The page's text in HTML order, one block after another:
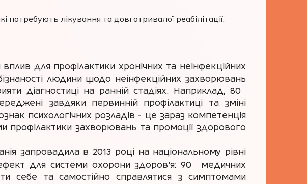
потребують лікування та довготривалої реабілітації;
для профілактики хронічних та неінфекційних
людини щодо неінфекційних захворювань
діагностиці на ранній стадіях. Наприклад, 80%
завдяки первинній профілактиці та зміні
психологічних розладів - це зараз компетенція
профілактики захворювань та промоції здорового
запровадила в 2013 році на національному рівні
для системи охорони здоров’я: 90% медичних
себе та самостійно справлятися з симптомами